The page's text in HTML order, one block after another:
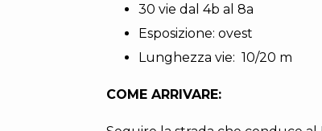
30 vie dal 4b al 8a
Esposizione: ovest
Lunghezza vie: 10/20 m
COME ARRIVARE: